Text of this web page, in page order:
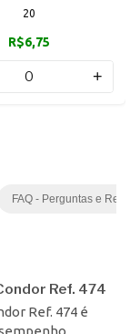
20
R$6,75
+
FAQ - Perguntas e
Ref. 474
Ref. 474 é